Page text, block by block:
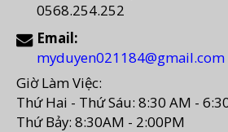
0568.254.252
Email:
myduyen021184@gmail.com
Giờ Làm Việc:
Thứ Hai - Thứ Sáu: 8:30 AM -
Thứ Bảy: 8:30AM - 2:00PM